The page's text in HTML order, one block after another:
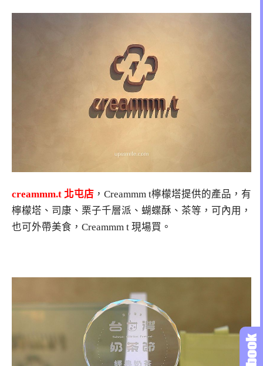
creammm.t 北屯店 ，Creammm t檸檬塔提供的產品，有
檸檬塔、司康、栗子千層派、蝴蝶酥、茶等，可內用，
也可外帶美食，Creammm t 現場買。